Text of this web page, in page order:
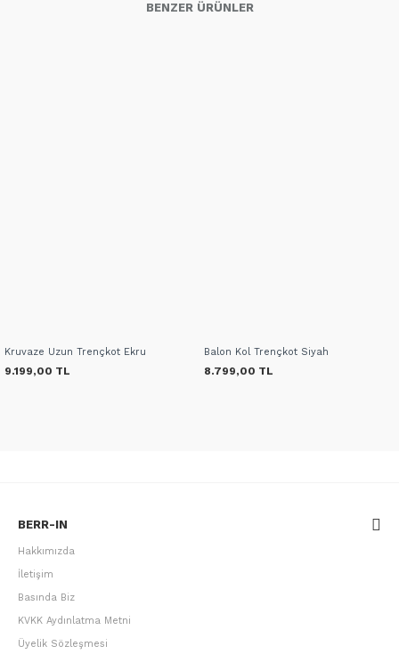
BENZER ÜRÜNLER
Kruvaze Uzun Trençkot Ekru
9.199,00 TL
Balon Kol Trençkot Siyah
8.799,00 TL
BERR-IN
Hakkımızda
İletişim
Basında Biz
KVKK Aydınlatma Metni
Üyelik Sözleşmesi